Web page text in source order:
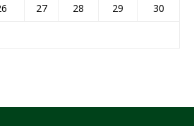
27 28 29
30